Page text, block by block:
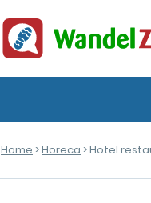
Home >Horeca > Hotel